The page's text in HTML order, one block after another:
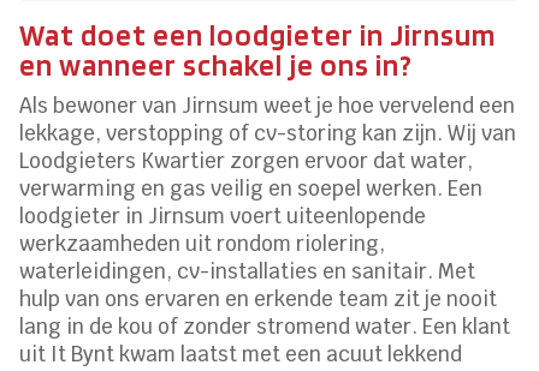
Wat doet een loodgieter in Jirnsum
en wanneer schakel je ons in?
Als bewoner van Jirnsum weet je hoe vervelend een
lekkage, verstopping of cv-storing kan zijn. Wij van
Loodgieters Kwartier zorgen ervoor dat water,
verwarming en gas veilig en soepel werken. Een
loodgieter in Jirnsum voert uiteenlopende
werkzaamheden uit rondom riolering,
waterleidingen, cv-installaties en sanitair. Met
hulp van ons ervaren en erkende team zit je nooit
lang in de kou of zonder stromend water. Een klant
uit It Bynt kwam laatst met een acuut lekkend